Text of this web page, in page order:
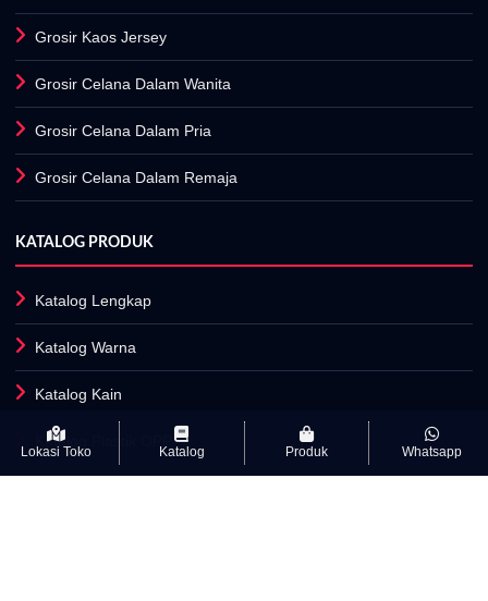
Grosir Kaos Jersey
Grosir Celana Dalam Wanita
Grosir Celana Dalam Pria
Grosir Celana Dalam Remaja
KATALOG PRODUK
Katalog Lengkap
Katalog Warna
Katalog Kain
Katalog Plastik OPP
Lokasi Toko Katalog Produk Whatsapp